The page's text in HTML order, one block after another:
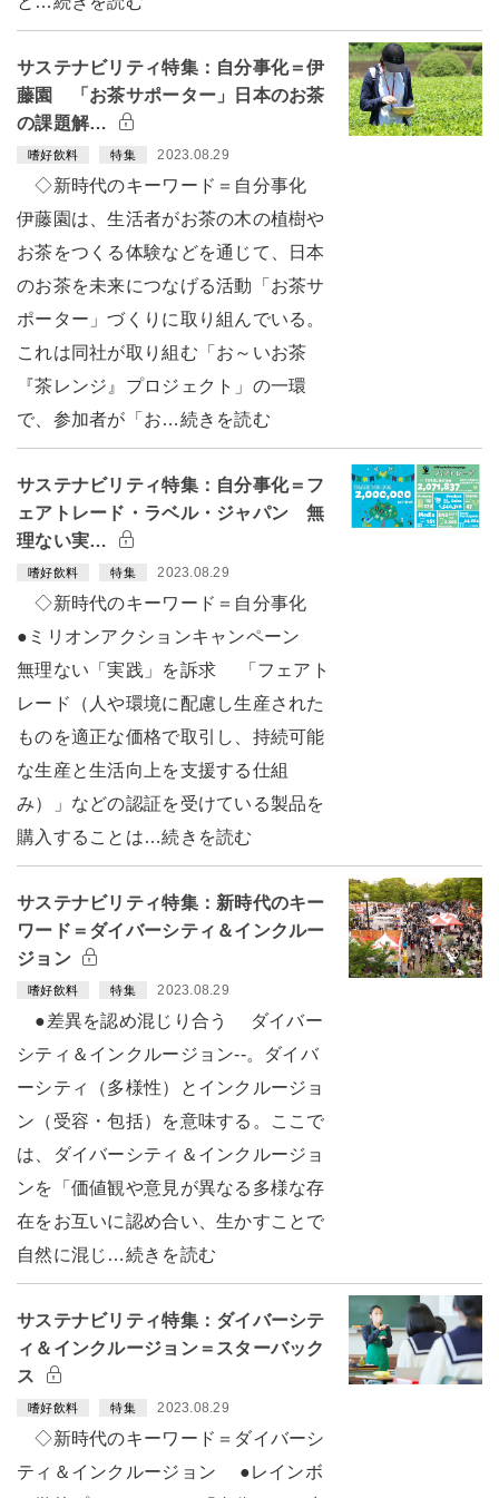
サステナビリティ特集：自分事化＝伊
藤園 「お茶サポーター」日本のお茶
の課題解…
嗜好飲料 特集 2023.08.29
◇新時代のキーワード＝自分事化
伊藤園は、生活者がお茶の木の植樹や
お茶をつくる体験などを通じて、日本
のお茶を未来につなげる活動「お茶サ
ポーター」づくりに取り組んでいる。
これは同社が取り組む「お～いお茶
『茶レンジ』プロジェクト」の一環
で、参加者が「お…続きを読む
サステナビリティ特集：自分事化＝フ
ェアトレード・ラベル・ジャパン 無
理ない実…
嗜好飲料 特集 2023.08.29
◇新時代のキーワード＝自分事化
●ミリオンアクションキャンペーン
無理ない「実践」を訴求 「フェアト
レード（人や環境に配慮し生産された
ものを適正な価格で取引し、持続可能
な生産と生活向上を支援する仕組
み）」などの認証を受けている製品を
購入することは…続きを読む
サステナビリティ特集：新時代のキー
ワード＝ダイバーシティ＆インクルー
ジョン
嗜好飲料 特集 2023.08.29
●差異を認め混じり合う ダイバー
シティ＆インクルージョン--。ダイバ
ーシティ（多様性）とインクルージョ
ン（受容・包括）を意味する。ここで
は、ダイバーシティ＆インクルージョ
ンを「価値観や意見が異なる多様な存
在をお互いに認め合い、生かすことで
自然に混じ…続きを読む
サステナビリティ特集：ダイバーシテ
ィ＆インクルージョン＝スターバック
ス
嗜好飲料 特集 2023.08.29
◇新時代のキーワード＝ダイバーシ
ティ＆インクルージョン ●レインボ